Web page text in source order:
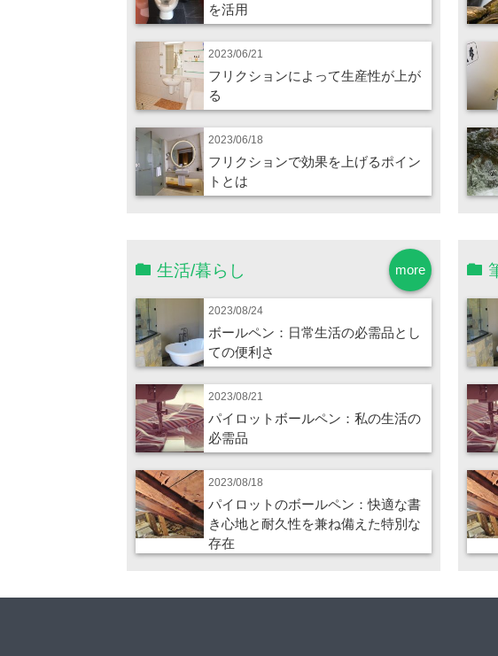
を活用
2023/06/21
フリクションによって生産性が上が
る
2023/06/18
フリクションで効果を上げるポイン
トとは
more
生活/暮らし
2023/08/24
ボールペン：日常生活の必需品とし
ての便利さ
2023/08/21
パイロットボールペン：私の生活の
必需品
2023/08/18
パイロットのボールペン：快適な書
き心地と耐久性を兼ね備えた特別な
存在